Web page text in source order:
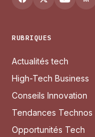
RUBRIQUES
Actualités tech
High-Tech Business
Conseils Innovation
Tendances Technos
Opportunités Tech